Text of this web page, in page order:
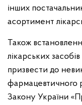
інших
асортимент
Також
лікарських
призвести до
фармацевтичного
Закону України